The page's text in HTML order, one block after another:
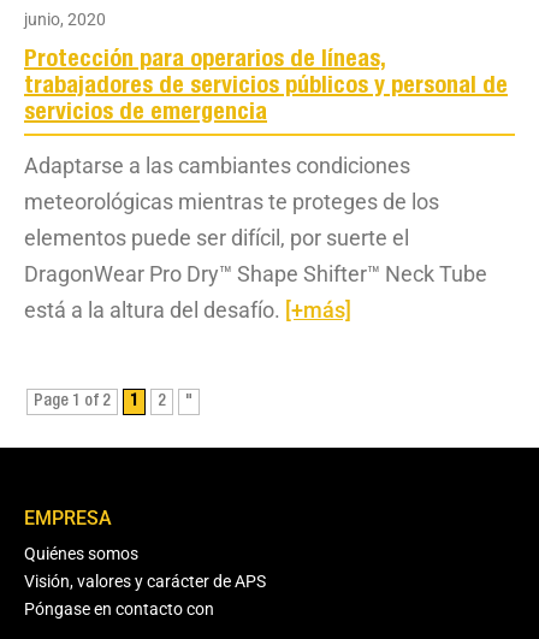
junio, 2020
Protección para operarios de líneas,
trabajadores de servicios públicos y personal de
servicios de emergencia
Adaptarse a las cambiantes condiciones
meteorológicas mientras te proteges de los
elementos puede ser difícil, por suerte el
DragonWear Pro Dry™ Shape Shifter™ Neck Tube
está a la altura del desafío. [+más]
Page 1 of 2 1 2 "
EMPRESA
Quiénes somos
Visión, valores y carácter de APS
Póngase en contacto con